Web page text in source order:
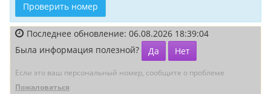
Проверить номер
Последнее обновление: 06.08.2026 18:39:04
Была информация полезной?
Да Нет
Если это ваш персональный номер, сообщите о проблеме
Пожаловаться